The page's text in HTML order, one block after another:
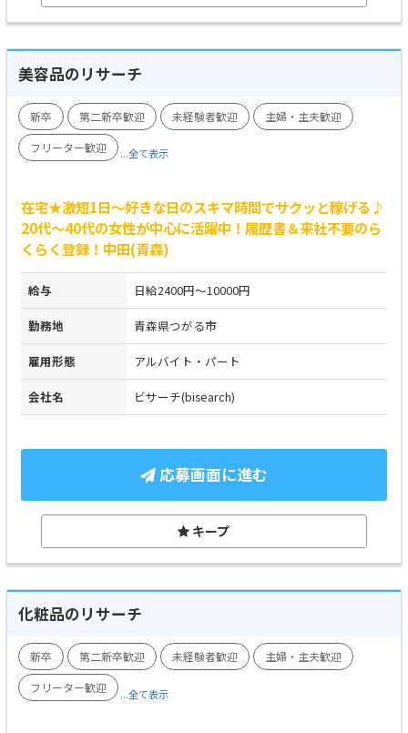
美容品のリサーチ
新卒 第二新卒歓迎 未経験者歓迎
主婦・主夫歓迎
フリーター歓迎
...全て表示
在宅★激短1日～好きな日のスキマ時間でサクッと稼げる♪
20代～40代の女性が中心に活躍中！履歴書＆来社不要のら
くらく登録！中田(青森)
給与 日給2400円～10000円
勤務地 青森県つがる市
雇用形態 アルバイト・パート
会社名 ビサーチ(bisearch)
応募画面に進む
キープ
化粧品のリサーチ
新卒 第二新卒歓迎 未経験者歓迎
主婦・主夫歓迎
フリーター歓迎
...全て表示